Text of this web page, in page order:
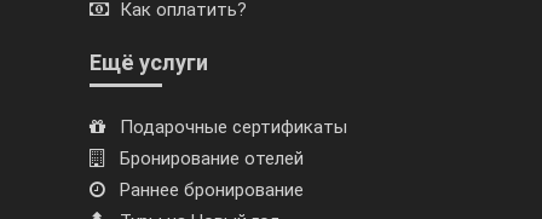
Как оплатить?
Ещё услуги
Подарочные сертификаты
Бронирование отелей
Раннее бронирование